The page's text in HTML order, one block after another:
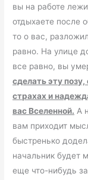
вы на работе
отдыхаете после
то о вас,
равно. На улице
все равно, вы
сделать эту позу,
страхах и
вас Вселенной. А
вам приходит
быстренько
начальник будет
еще что-нибудь